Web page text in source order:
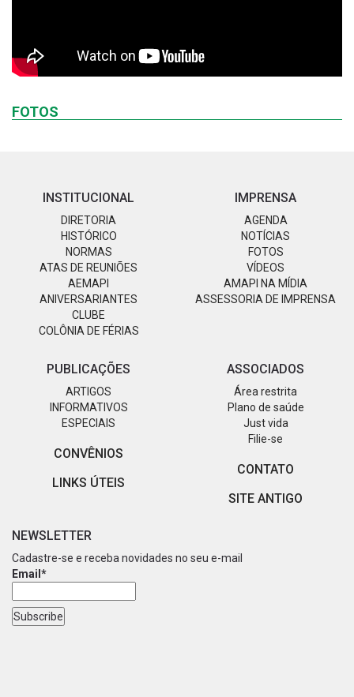
FOTOS
INSTITUCIONAL
DIRETORIA
HISTÓRICO
NORMAS
ATAS DE REUNIÕES
AEMAPI
ANIVERSARIANTES
CLUBE
COLÔNIA DE FÉRIAS
IMPRENSA
AGENDA
NOTÍCIAS
FOTOS
VÍDEOS
AMAPI NA MÍDIA
ASSESSORIA DE IMPRENSA
PUBLICAÇÕES
ARTIGOS
INFORMATIVOS
ESPECIAIS
CONVÊNIOS
LINKS ÚTEIS
ASSOCIADOS
Área restrita
Plano de saúde
Just vida
Filie-se
CONTATO
SITE ANTIGO
NEWSLETTER
Cadastre-se e receba novidades no seu e-mail
Email*